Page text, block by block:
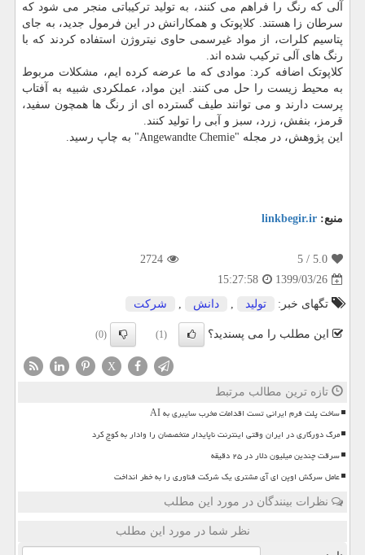
آلی که رنگ را فراهم می کنند، به تولید ترکیباتی منجر می شود که
سرطان زا هستند. کلاپوتک و همکارانش در این فرمول جدید، به جای
پتاسیم کلرات، از مواد غیرسمی حاوی نیتروژن استفاده کردند که با
رنگ های آلی ترکیب شده اند.
کلاپوتک اضافه کرد: موادی که ما عرضه کرده ایم، مشکلات مربوط
به محیط زیست را حل می کنند. این مواد، عملکردی شبیه به آفتاب
پرست دارند و می توانند طیف گسترده ای از رنگ ها همچون سفید،
قرمز، بنفش، زرد، سبز و آبی را تولید کنند.
این پژوهش، در مجله "Angewandte Chemie" به چاپ رسید.
منبع: linkbegir.ir
5.0
/ 5
2724
1399/03/26
15:27:58
تگهای خبر:
تولید , دانش , شركت
این مطلب را می پسندید؟ (1)
(0)
X
تازه ترین مطالب مرتبط
ساخت پلت فرم ایرانی تست اقدامات مخرب سایبری به AI
مرگ دورکاری در ایران وقتی اینترنت ناپایدار متخصصان را وادار به کوچ کرد
سرقت چندین میلیون دلار در ۲۵ دقیقه
عامل سرکش اوپن ای آی مشتری یک شرکت فناوری را به خطر انداخت
نظرات بینندگان در مورد این مطلب
نظر شما در مورد این مطلب